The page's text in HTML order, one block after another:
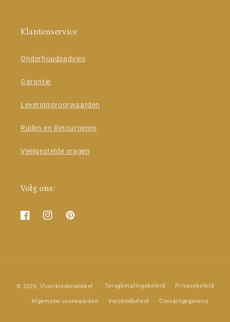
Klantenservice
Onderhoudsadvies
Garantie
Leveringsvoorwaarden
Ruilen en Retourneren
Veelgestelde vragen
Volg ons:
FacebookInstagramPinterest
© 2026,Vloerkledenwinkel Terugbetalingsbeleid Privacybeleid
Algemene voorwaarden Verzendbeleid Contactgegevens